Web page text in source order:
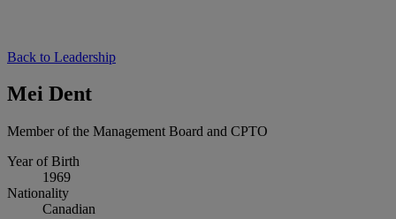
Back to Leadership
Mei Dent
Member of the Management Board and CPTO
Year of Birth
1969
Nationality
Canadian